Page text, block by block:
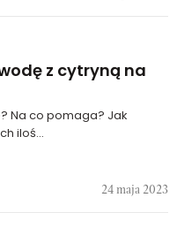
z cytryną na
Na co pomaga? Jak
iloś...
24 maja 2023